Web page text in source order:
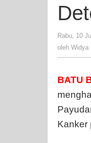
Rabu, 10
oleh Widya
BATU
Kanker